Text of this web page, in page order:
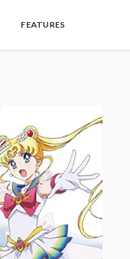
FEATURES